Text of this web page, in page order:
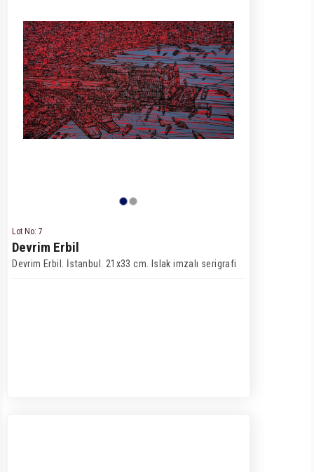
Lot No: 7
Devrim Erbil
Devrim Erbil. İstanbul. 21x33 cm. Islak imzalı serigrafi